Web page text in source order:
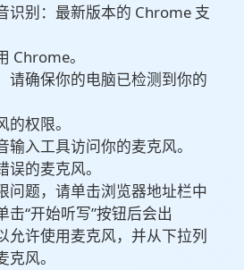
识别：最新版本的 Chrome 支
Chrome。
请确保你的电脑已检测到你的
权限。
入工具访问你的麦克风。
误的麦克风。
问题，请单击浏览器地址栏中
击“开始听写”按钮后会出
允许使用麦克风，并从下拉列
风。